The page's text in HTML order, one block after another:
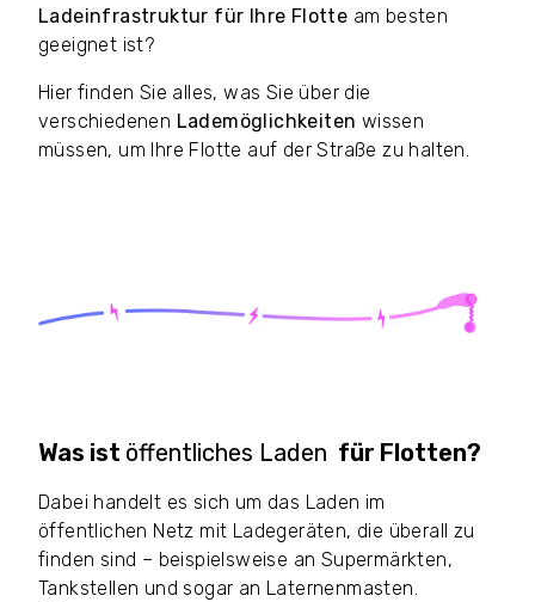
Ladeinfrastruktur für Ihre Flotte am besten
geeignet ist?
Hier finden Sie alles, was Sie über die
verschiedenen Lademöglichkeiten wissen
müssen, um Ihre Flotte auf der Straße zu halten.
Was ist öffentliches Laden für Flotten?
Dabei handelt es sich um das Laden im
öffentlichen Netz mit Ladegeräten, die überall zu
finden sind – beispielsweise an Supermärkten,
Tankstellen und sogar an Laternenmasten.